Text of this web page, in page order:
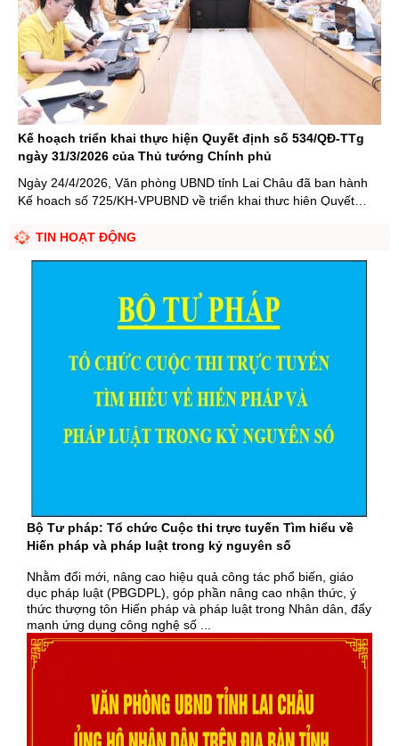
Kế hoạch triển khai thực hiện Quyết định số 534/QĐ-TTg
ngày 31/3/2026 của Thủ tướng Chính phủ
Ngày 24/4/2026, Văn phòng UBND tỉnh Lai Châu đã ban hành
Kế hoạch số 725/KH-VPUBND về triển khai thực hiện Quyết
về ban hành Kế hoạch thực hiện Kết luận số 226-KL/TW ngày
TIN HOẠT ĐỘNG
Bộ Tư pháp: Tổ chức Cuộc thi trực tuyến Tìm hiểu về
Hiến pháp và pháp luật trong kỷ nguyên số
Nhằm đổi mới, nâng cao hiệu quả công tác phổ biến, giáo
dục pháp luật (PBGDPL), góp phần nâng cao nhận thức, ý
thức thượng tôn Hiến pháp và pháp luật trong Nhân dân, đẩy
mạnh ứng dụng công nghệ số ...